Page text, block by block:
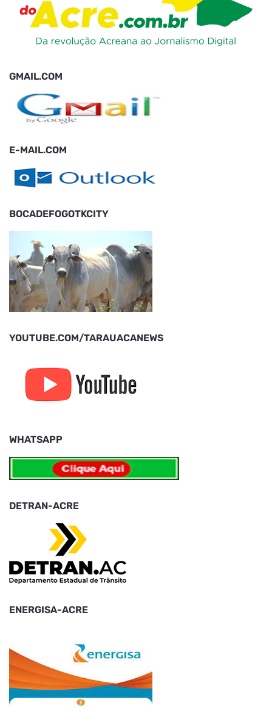
GMAIL.COM
E-MAIL.COM
BOCADEFOGOTKCITY
YOUTUBE.COM/TARAUACANEWS
WHATSAPP
DETRAN-ACRE
ENERGISA-ACRE